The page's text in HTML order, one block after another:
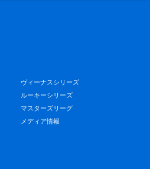
ヴィーナスシリーズ
ルーキーシリーズ
マスターズリーグ
メディア情報